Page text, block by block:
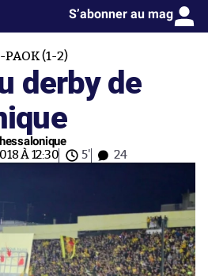
S’abonner au mag
PAOK (1-2)
derby de
À 12:30 5' 24